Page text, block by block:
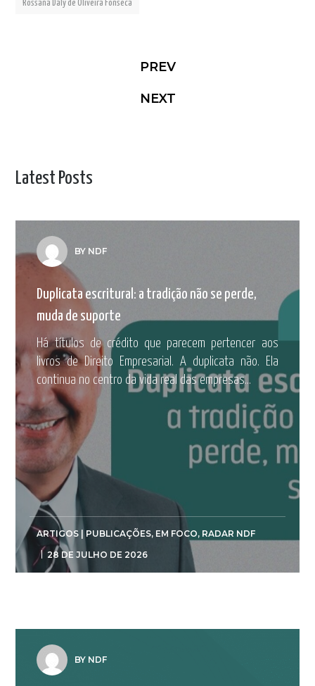
Rossana Daly de Oliveira Fonseca
PREV
NEXT
Latest Posts
BY NDF
Duplicata escritural: a tradição não se perde,
muda de suporte
Há títulos de crédito que parecem pertencer aos
livros de Direito Empresarial. A duplicata não. Ela
continua no centro da vida real das empresas...
ARTIGOS | PUBLICAÇÕES, EM FOCO, RADAR NDF
28 DE JULHO DE 2026
BY NDF